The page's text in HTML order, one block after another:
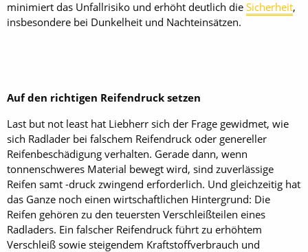
minimiert das Unfallrisiko und erhöht deutlich die Sicherheit,
insbesondere bei Dunkelheit und Nachteinsätzen.
Auf den richtigen Reifendruck setzen
Last but not least hat Liebherr sich der Frage gewidmet, wie
sich Radlader bei falschem Reifendruck oder genereller
Reifenbeschädigung verhalten. Gerade dann, wenn
tonnenschweres Material bewegt wird, sind zuverlässige
Reifen samt -druck zwingend erforderlich. Und gleichzeitig hat
das Ganze noch einen wirtschaftlichen Hintergrund: Die
Reifen gehören zu den teuersten Verschleißteilen eines
Radladers. Ein falscher Reifendruck führt zu erhöhtem
Verschleiß sowie steigendem Kraftstoffverbrauch und